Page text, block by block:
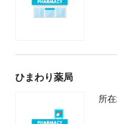
ひまわり薬局
所